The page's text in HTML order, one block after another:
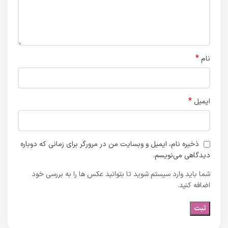
نام *
ایمیل *
ذخیره نام، ایمیل و وبسایت من در مرورگر برای زمانی که دوباره
دیدگاهی می‌نویسم.
شما باید وارد سیستم شوید تا بتوانید عکس ها را به بررسی خود
اضافه کنید.